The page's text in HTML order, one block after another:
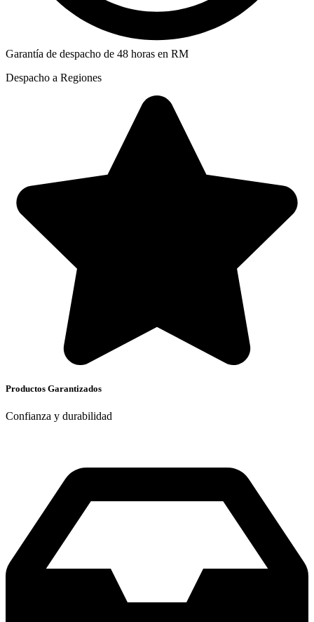
Garantía de despacho de 48 horas en RM
Despacho a Regiones
Productos Garantizados
Confianza y durabilidad